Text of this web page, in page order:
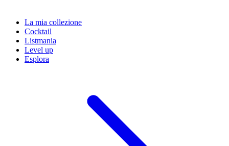
La mia collezione
Cocktail
Listmania
Level up
Esplora